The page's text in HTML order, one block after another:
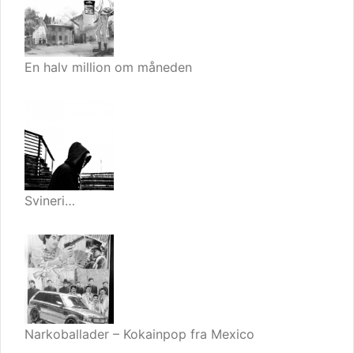
En halv million om måneden
Svineri…
Narkoballader – Kokainpop fra Mexico